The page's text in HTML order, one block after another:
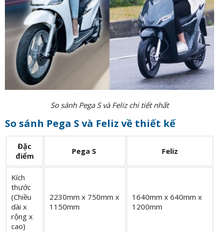
So sánh Pega S và Feliz chi tiết nhất
So sánh Pega S và Feliz về thiết kế
Đặc
điểm
Pega S Feliz
Kích
thước
(Chiều
dài x
rộng x
cao)
2230mm x 750mm x
1150mm
1640mm x 640mm x
1200mm